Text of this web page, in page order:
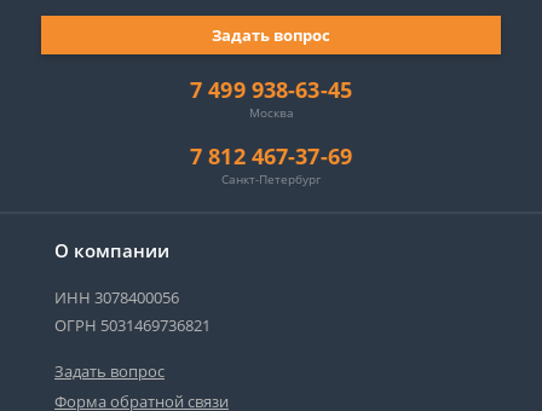
О компании
ИНН 3078400056
ОГРН 5031469736821
Задать вопрос
Форма обратной связи
7 499 938-63-45
Москва
7 812 467-37-69
Санкт-Петербург
Задать вопрос